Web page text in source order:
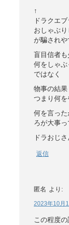
↑
ドラクエ
おしゃぶ
が騙され
盲目信者
何をしゃ
ではなく
物事の結果
つまり何
何を言っ
ろが大事
ドラおじ
返信
匿名 より:
2023年10月
この程度